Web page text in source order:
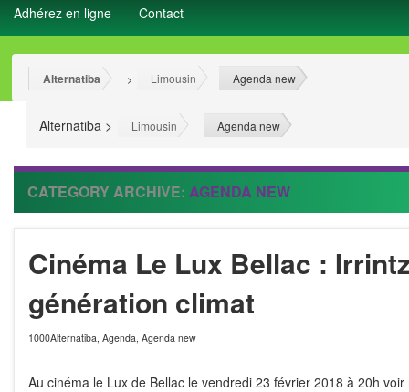
Adhérez en ligne Contact
Alternatiba > Limousin Agenda new
Alternatiba > Limousin Agenda new
CATEGORY ARCHIVE: AGENDA NEW
Cinéma Le Lux Bellac :
génération climat
1000Alternatiba, Agenda, Agenda new
Au cinéma le Lux de Bellac le vendredi 23 février 2018 à 20h